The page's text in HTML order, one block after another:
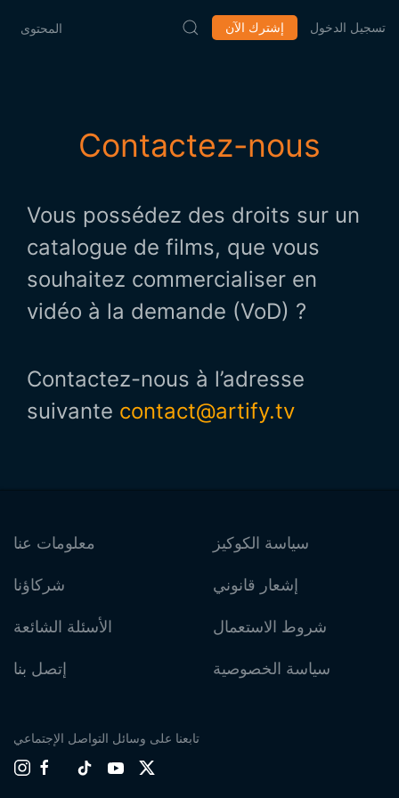
المحتوى إشترك الآن تسجيل الدخول
Contactez-nous
Vous possédez des droits sur un
catalogue de films, que vous
souhaitez commercialiser en
vidéo à la demande (VoD) ?
Contactez-nous à l’adresse
suivante contact@artify.tv
معلومات عنا
شركاؤنا
الأسئلة الشائعة
إتصل بنا
سياسة الكوكيز
إشعار قانوني
شروط الاستعمال
سياسة الخصوصية
تابعنا على وسائل التواصل الإجتماعي